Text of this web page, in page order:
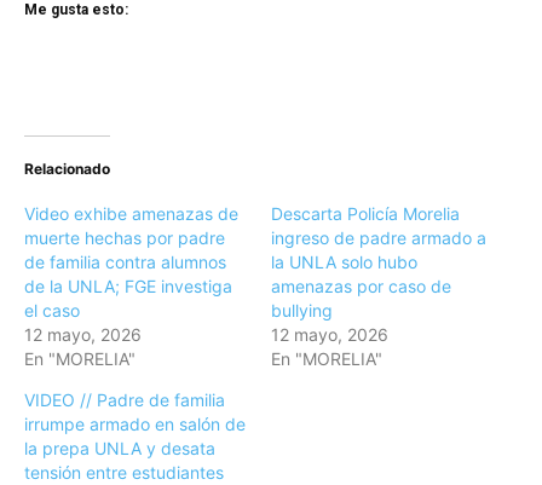
Me gusta esto:
Relacionado
Video exhibe amenazas de
muerte hechas por padre
de familia contra alumnos
de la UNLA; FGE investiga
el caso
12 mayo, 2026
En "MORELIA"
Descarta Policía Morelia
ingreso de padre armado a
la UNLA solo hubo
amenazas por caso de
bullying
12 mayo, 2026
En "MORELIA"
VIDEO // Padre de familia
irrumpe armado en salón de
la prepa UNLA y desata
tensión entre estudiantes